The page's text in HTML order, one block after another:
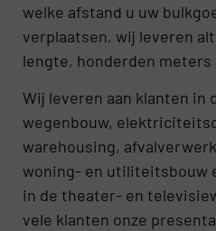
welke afstand u uw
verplaatsen, wij leveren
lengte, honderden meters
Wij leveren aan klanten in
wegenbouw,
warehousing,
woning- en utiliteitsbouw
in de theater- en
vele klanten onze